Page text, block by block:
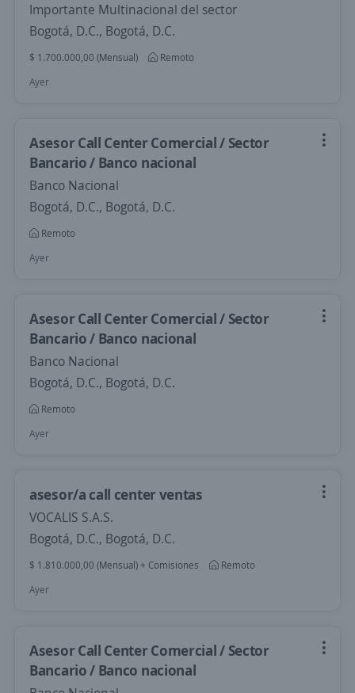
Importante Multinacional del sector
Bogotá, D.C., Bogotá, D.C.
$ 1.700.000,00 (Mensual)
Remoto
Ayer
Asesor Call Center Comercial / Sector
Bancario / Banco nacional
Banco Nacional
Bogotá, D.C., Bogotá, D.C.
Remoto
Ayer
Asesor Call Center Comercial / Sector
Bancario / Banco nacional
Banco Nacional
Bogotá, D.C., Bogotá, D.C.
Remoto
Ayer
asesor/a call center ventas
VOCALIS S.A.S.
Bogotá, D.C., Bogotá, D.C.
$ 1.810.000,00 (Mensual) + Comisiones
Remoto
Ayer
Asesor Call Center Comercial / Sector
Bancario / Banco nacional